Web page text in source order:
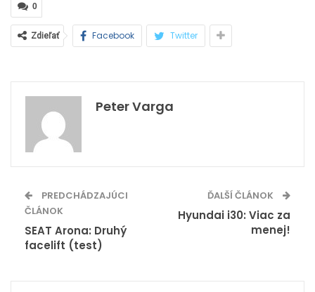
0
Zdieľať Facebook Twitter
Peter Varga
PREDCHÁDZAJÚCI
ČLÁNOK
SEAT Arona: Druhý
facelift (test)
ĎALŠÍ ČLÁNOK
Hyundai i30: Viac za
menej!